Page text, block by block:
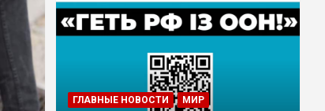
ГЛАВНЫЕ НОВОСТИ МИР